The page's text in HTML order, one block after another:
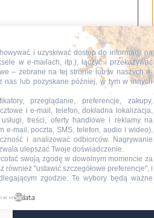
i uzyskiwać dostęp do informacji na
w e-mailach, itp.), łączyć i przekazywać
– zebrane na tej stronie lub w naszych e-
nas lub pozyskane później, w tym w innych
przeglądanie, preferencje, zakupy,
i e-mail, telefon, dokładna lokalizacja,
treści, oferty handlowe i reklamy na
e-mail, poczta, SMS, telefon, audio i wideo),
i analizować odbiorców. Nagrywanie
ulepszać Twoje doświadczenie.
swoją zgodę w dowolnym momencie za
również "ustawić szczegółowe preferencje", i
zgodzie. Te wybory będą ważne
by